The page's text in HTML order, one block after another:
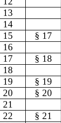
13
14
15 § 17
16
17 § 18
18
19 § 19
20 § 20
21
22 § 21